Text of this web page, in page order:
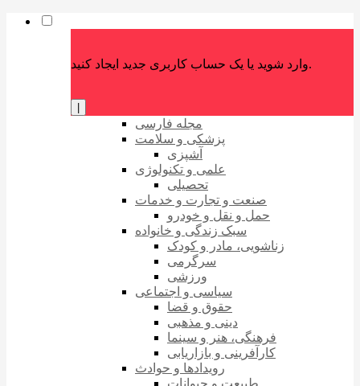
وارد شوید یا یک حساب کاربری جدید ایجاد کنید.
مجله فارسی
پزشکی و سلامت
آشپزی
علمی و تکنولوژی
تحصیلی
صنعت و تجارت و خدمات
حمل و نقل و خودرو
سبک زندگی و خانواده
زناشویی، مادر و کودک
سرگرمی
ورزشی
سیاسی و اجتماعی
حقوق و قضا
دینی و مذهبی
فرهنگی، هنر و سینما
کارآفرینی و بازاریابی
رویدادها و حوادث
طبیعت و حیوانات